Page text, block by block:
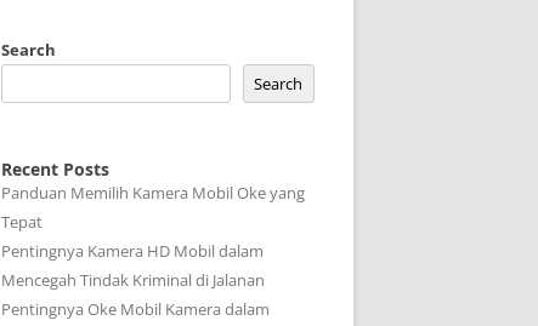
Search
Search
Recent Posts
Panduan Memilih Kamera Mobil Oke yang
Tepat
Pentingnya Kamera HD Mobil dalam
Mencegah Tindak Kriminal di Jalanan
Pentingnya Oke Mobil Kamera dalam